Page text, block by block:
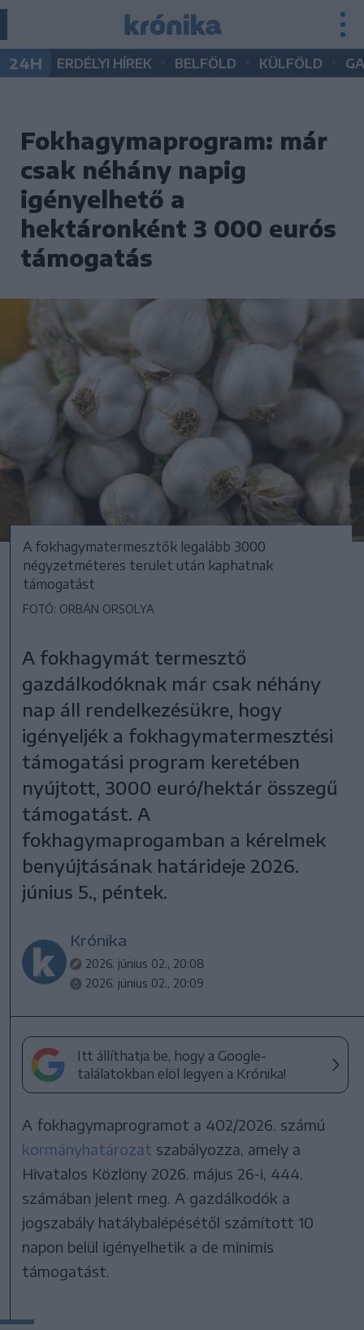
24H ERDÉLYI HÍREK BELFÖLD KÜLFÖLD
Fokhagymaprogram: már
csak néhány napig
igényelhető a
hektáronként 3 000 eurós
támogatás
A fokhagymatermesztők legalább 3000
négyzetméteres terület után kaphatnak
támogatást
FOTÓ: ORBÁN ORSOLYA
A fokhagymát termesztő
gazdálkodóknak már csak néhány
nap áll rendelkezésükre, hogy
igényeljék a fokhagymatermesztési
támogatási program keretében
nyújtott, 3000 euró/hektár összegű
támogatást. A
fokhagymaprogamban a kérelmek
benyújtásának határideje 2026.
június 5., péntek.
Krónika
2026. június 02., 20:08
2026. június 02., 20:09
Itt állíthatja be, hogy a Google-
találatokban elöl legyen a Krónika!
A fokhagymaprogramot a 402/2026. számú
kormányhatározat szabályozza, amely a
Hivatalos Közlöny 2026. május 26-i, 444.
számában jelent meg. A gazdálkodók a
jogszabály hatálybalépésétől számított 10
napon belül igényelhetik a de minimis
támogatást.